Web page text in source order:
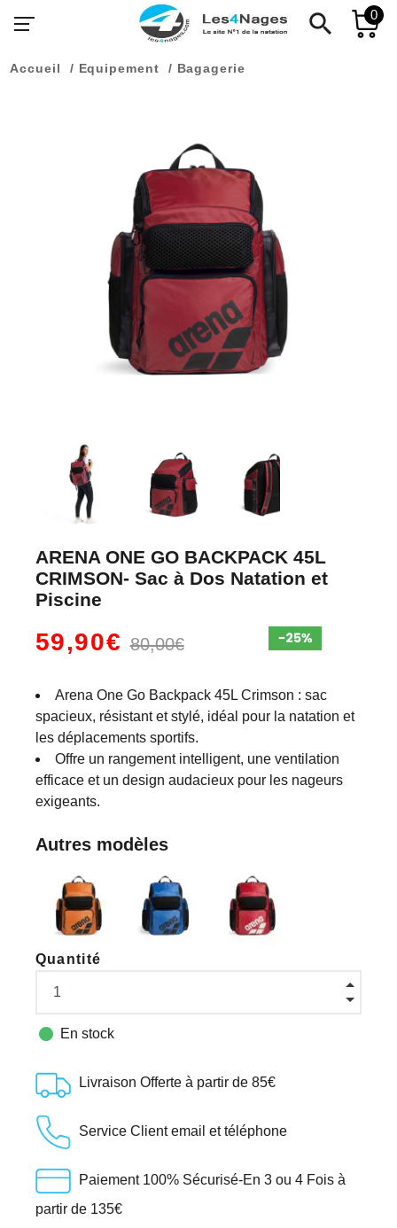
search 0
Accueil Equipement Bagagerie
ARENA ONE GO BACKPACK 45L
CRIMSON- Sac à Dos Natation et
Piscine
59,90€80,00€
Arena One Go Backpack 45L Crimson : sac
spacieux, résistant et stylé, idéal pour la natation et
les déplacements sportifs.
Offre un rangement intelligent, une ventilation
efficace et un design audacieux pour les nageurs
exigeants.
Autres modèles
Quantité
 En stock
Livraison Offerte à partir de 85€
Service Client email et téléphone
Paiement 100% Sécurisé-En 3 ou 4 Fois à
partir de 135€